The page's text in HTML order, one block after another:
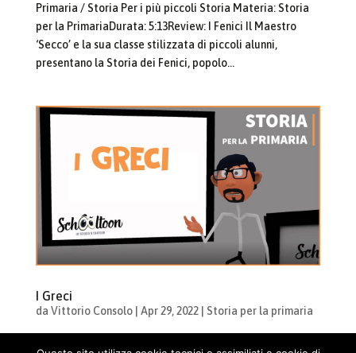
Primaria / Storia Per i più piccoli Storia Materia: Storia
per la PrimariaDurata: 5:13Review: I Fenici Il Maestro
‘Secco’ e la sua classe stilizzata di piccoli alunni,
presentano la Storia dei Fenici, popolo...
I Greci
da Vittorio Consolo| Apr 29, 2022| Storia per la primaria